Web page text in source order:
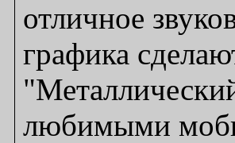
отличное
графика
любимыми